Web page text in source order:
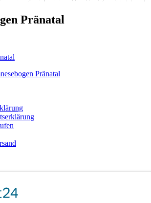
Pränatal
Pränatal